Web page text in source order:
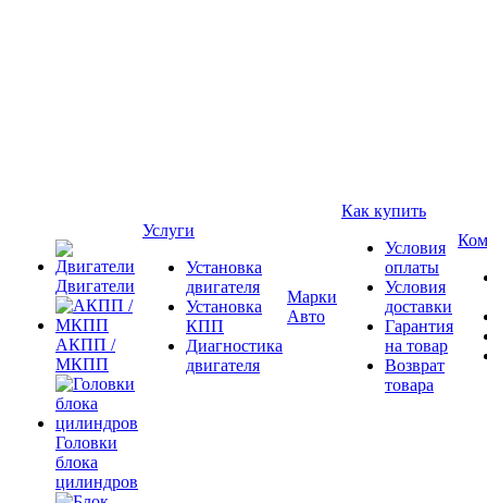
Двигатели
АКПП /
МКПП
Головки
блока
цилиндров
Услуги
Установка
двигателя
Установка
КПП
Диагностика
двигателя
Марки
Авто
Как купить
Условия
оплаты
Условия
доставки
Гарантия
на товар
Возврат
товара